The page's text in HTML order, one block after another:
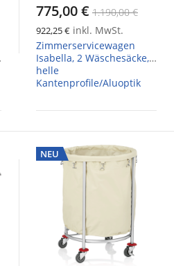
775,00 € 1.190,00 €
922,25 € inkl. MwSt.
Zimmerservicewagen
Isabella, 2 Wäschesäcke,
helle
Kantenprofile/Aluoptik
NEU